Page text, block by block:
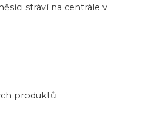
stráví na centrále v
produktů